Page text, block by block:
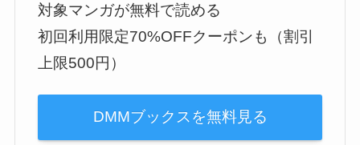
対象マンガが無料で読める
初回利用限定70%OFFクーポンも（割引
上限500円）
DMMブックスを無料見る